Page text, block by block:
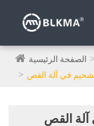
الصفحة الرئيسية
في آلة القص
القص